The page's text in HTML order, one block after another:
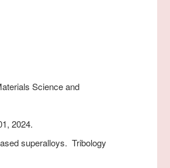
Science and
2024.
superalloys. Tribology